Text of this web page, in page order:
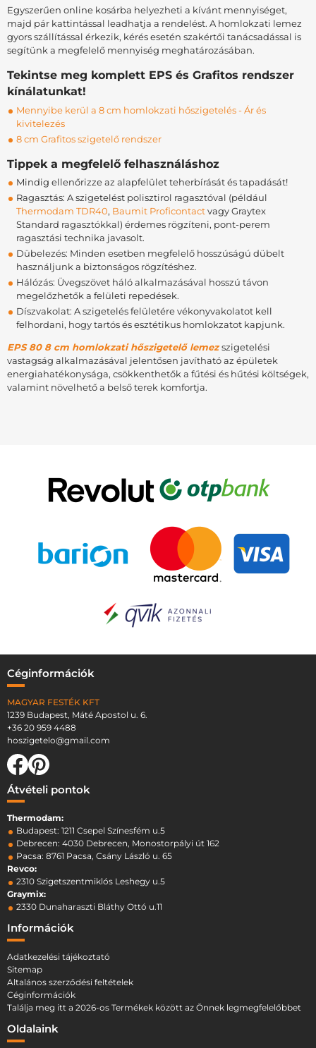
Egyszerűen online kosárba helyezheti a kívánt mennyiséget,
majd pár kattintással leadhatja a rendelést. A homlokzati lemez
gyors szállítással érkezik, kérés esetén szakértői tanácsadással is
segítünk a megfelelő mennyiség meghatározásában.
Tekintse meg komplett EPS és Grafitos rendszer
kínálatunkat!
Mennyibe kerül a 8 cm homlokzati hőszigetelés - Ár és
kivitelezés
8 cm Grafitos szigetelő rendszer
Tippek a megfelelő felhasználáshoz
Mindig ellenőrizze az alapfelület teherbírását és tapadását!
Ragasztás: A szigetelést polisztirol ragasztóval (például
Thermodam TDR40, Baumit Proficontactvagy Graytex
Standard ragasztókkal) érdemes rögzíteni, pont-perem
ragasztási technika javasolt.
Dübelezés: Minden esetben megfelelő hosszúságú dübelt
használjunk a biztonságos rögzítéshez.
Hálózás: Üvegszövet háló alkalmazásával hosszú távon
megelőzhetők a felületi repedések.
Díszvakolat: A szigetelés felületére vékonyvakolatot kell
felhordani, hogy tartós és esztétikus homlokzatot kapjunk.
EPS 80 8 cm homlokzati hőszigetelő lemez szigetelési
vastagság alkalmazásával jelentősen javítható az épületek
energiahatékonysága, csökkenthetők a fűtési és hűtési költségek,
valamint növelhető a belső terek komfortja.
Céginformációk
MAGYAR FESTÉK KFT
1239 Budapest, Máté Apostol u. 6.
+36 20 959 4488
hoszigetelo@gmail.com
Átvételi pontok
Thermodam:
Budapest: 1211 Csepel Színesfém u.5
Debrecen: 4030 Debrecen, Monostorpályi út 162
Pacsa: 8761 Pacsa, Csány László u. 65
Revco:
2310 Szigetszentmiklós Leshegy u.5
Graymix:
2330 Dunaharaszti Bláthy Ottó u.11
Információk
Adatkezelési tájékoztató
Sitemap
Altalános szerződési feltételek
Céginformációk
Találja meg itt a 2026-os Termékek között az Önnek legmegfelelőbbet
Oldalaink